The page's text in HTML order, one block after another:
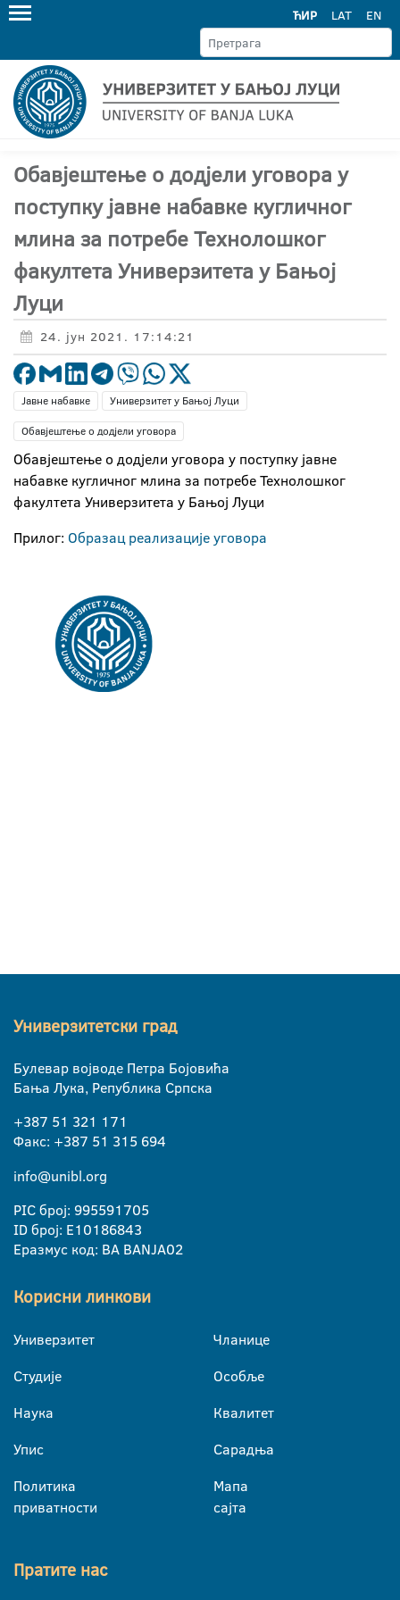
ЋИР LAT EN
Обавјештење о додјели уговора у
поступку јавне набавке кугличног
млина за потребе Технолошког
факултета Универзитета у Бањој
Луци
24. јун 2021. 17:14:21
Јавне набавке
Универзитет у Бањој Луци
Обавјештење о додјели уговора
Обавјештење о додјели уговора у поступку јавне
набавке кугличног млина за потребе Технолошког
факултета Универзитета у Бањој Луци
Прилог: Образац реализације уговора
Универзитетски град
Булевар војводе Петра Бојовића
Бања Лука, Република Српска
+387 51 321 171
Факс: +387 51 315 694
info@unibl.org
PIC број: 995591705
ID број: E10186843
Еразмус код: BA BANJA02
Корисни линкови
Универзитет
Студије
Наука
Упис
Политика
приватности
Чланице
Особље
Квалитет
Сарадња
Мапа
сајта
Пратите нас